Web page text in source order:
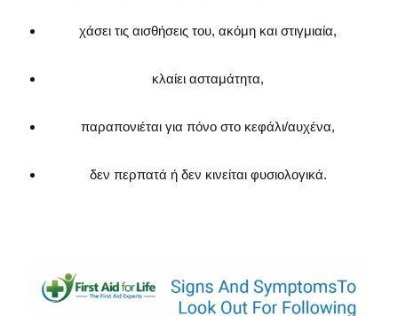
χάσει τις αισθήσεις του, ακόμη και στιγμιαία,
κλαίει ασταμάτητα,
παραπονιέται για πόνο στο κεφάλι/αυχένα,
δεν περπατά ή δεν κινείται φυσιολογικά.